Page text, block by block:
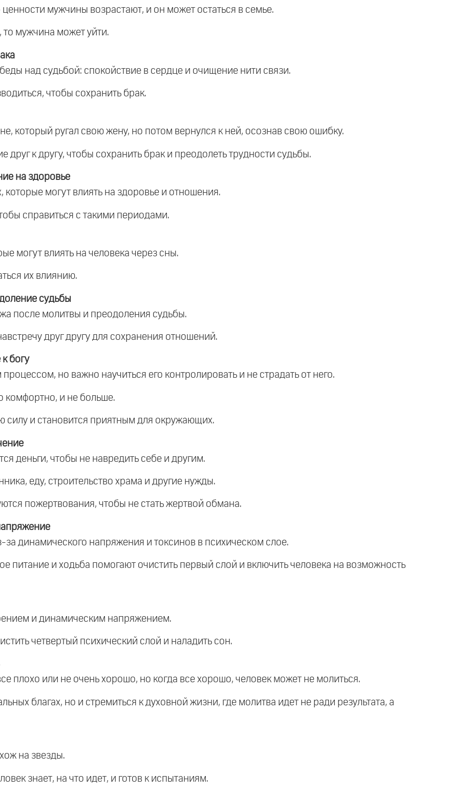
мужчины возрастают, и он может остаться в семье.
мужчина может уйти.
над судьбой: спокойствие в сердце и очищение нити связи.
чтобы сохранить брак.
который ругал свою жену, но потом вернулся к ней, осознав свою ошибку.
друг к другу, чтобы сохранить брак и преодолеть трудности судьбы.
на здоровье
которые могут влиять на здоровье и отношения.
справиться с такими периодами.
могут влиять на человека через сны.
их влиянию.
судьбы
после молитвы и преодоления судьбы.
друг другу для сохранения отношений.
богу
но важно научиться его контролировать и не страдать от него.
комфортно, и не больше.
силу и становится приятным для окружающих.
деньги, чтобы не навредить себе и другим.
еду, строительство храма и другие нужды.
пожертвования, чтобы не стать жертвой обмана.
за динамического напряжения и токсинов в психическом слое.
питание и ходьба помогают очистить первый слой и включить человека на возможность
и динамическим напряжением.
четвертый психический слой и наладить сон.
плохо или не очень хорошо, но когда все хорошо, человек может не молиться.
благах, но и стремиться к духовной жизни, где молитва идет не ради результата, а
на звезды.
знает, на что идет, и готов к испытаниям.